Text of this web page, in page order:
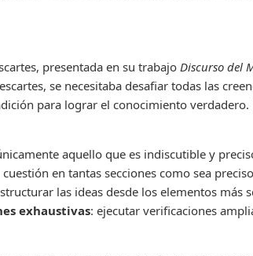
presentada en su trabajo Discurso del
se necesitaba desafiar todas las
para lograr el conocimiento
aquello que es indiscutible y
cuestión en tantas secciones como sea
las ideas desde los elementos más
exhaustivas: ejecutar verificaciones